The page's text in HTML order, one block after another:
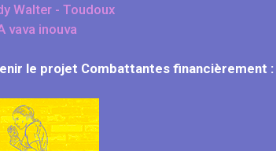
Walter - Toudoux
vava inouva
le projet Combattantes financièrement :